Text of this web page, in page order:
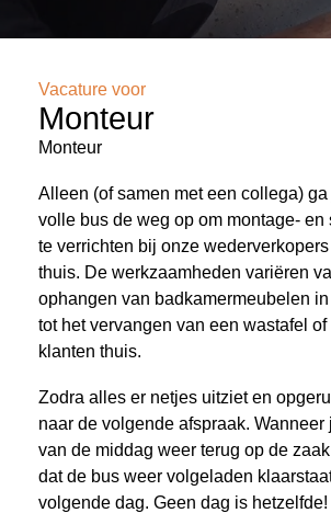
Vacature voor
Monteur
Monteur
Alleen (of samen met een collega) ga
volle bus de weg op om montage- en
te verrichten bij onze
thuis. De werkzaamheden variëren
ophangen van badkamermeubelen
tot het vervangen van een wastafel
klanten thuis.
Zodra alles er netjes uitziet en
naar de volgende afspraak. Wanneer
van de middag weer terug op de
dat de bus weer volgeladen
volgende dag. Geen dag is hetzelfde!